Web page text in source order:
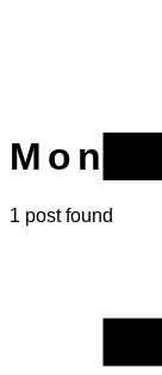
1 post found